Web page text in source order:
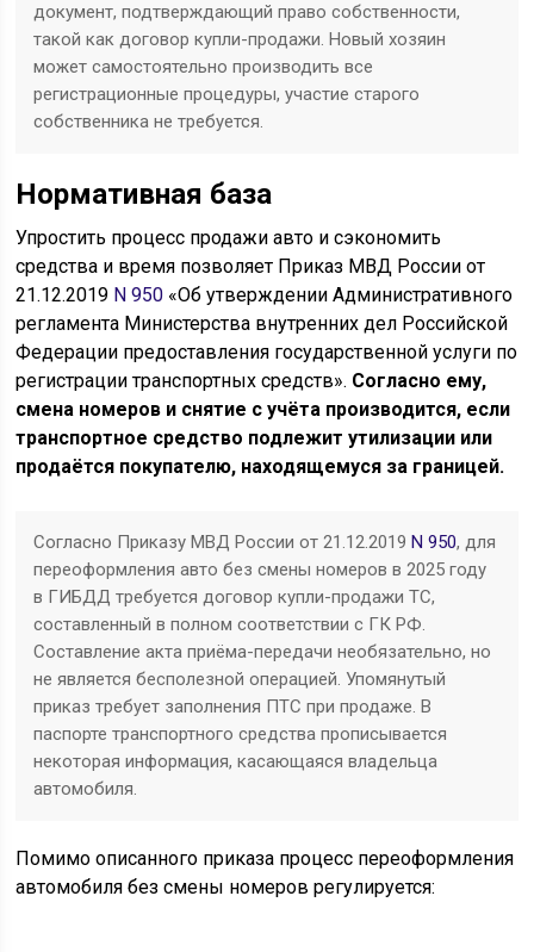
документ, подтверждающий право собственности,
такой как договор купли-продажи. Новый хозяин
может самостоятельно производить все
регистрационные процедуры, участие старого
собственника не требуется.
Нормативная база
Упростить процесс продажи авто и сэкономить
средства и время позволяет Приказ МВД России от
21.12.2019 N 950 «Об утверждении Административного
регламента Министерства внутренних дел Российской
Федерации предоставления государственной услуги по
регистрации транспортных средств». Согласно ему,
смена номеров и снятие с учёта производится, если
транспортное средство подлежит утилизации или
продаётся покупателю, находящемуся за границей.
Согласно Приказу МВД России от 21.12.2019N 950, для
переоформления авто без смены номеров в 2025 году
в ГИБДД требуется договор купли-продажи ТС,
составленный в полном соответствии с ГК РФ.
Составление акта приёма-передачи необязательно, но
не является бесполезной операцией. Упомянутый
приказ требует заполнения ПТС при продаже. В
паспорте транспортного средства прописывается
некоторая информация, касающаяся владельца
автомобиля.
Помимо описанного приказа процесс переоформления
автомобиля без смены номеров регулируется: